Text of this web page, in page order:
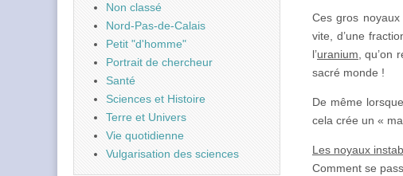
Ces gros
vite, d’une
l’uranium ,
sacré monde !
De même
cela crée un «
Les noyaux
Comment se
Non classé
Nord-Pas-de-Calais
Petit "d'homme"
Portrait de chercheur
Santé
Sciences et Histoire
Terre et Univers
Vie quotidienne
Vulgarisation des sciences